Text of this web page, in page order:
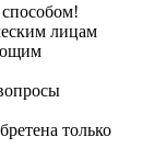
лицам
только